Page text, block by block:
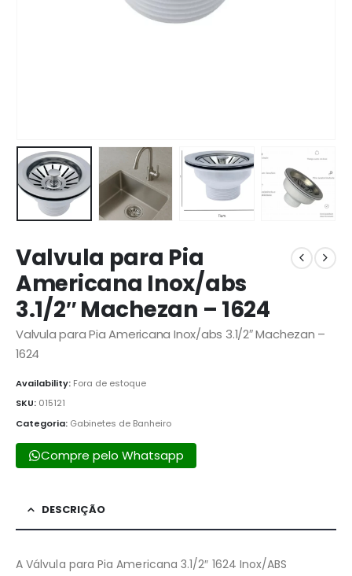
Valvula para Pia
Americana Inox/abs
3.1/2″ Machezan – 1624
Valvula para Pia Americana Inox/abs 3.1/2″ Machezan –
1624
Availability: Fora de estoque
SKU: 015121
Categoria: Gabinetes de Banheiro
Compre pelo Whatsapp
DESCRIÇÃO
A Válvula para Pia Americana 3.1/2″ 1624 Inox/ABS